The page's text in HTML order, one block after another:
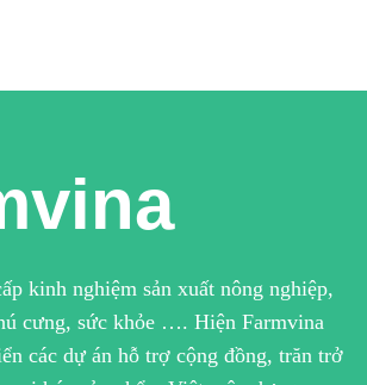
kinh nghiệm sản xuất nông nghiệp,
cưng, sức khỏe …. Hiện Farmvina
các dự án hỗ trợ cộng đồng, trăn trở